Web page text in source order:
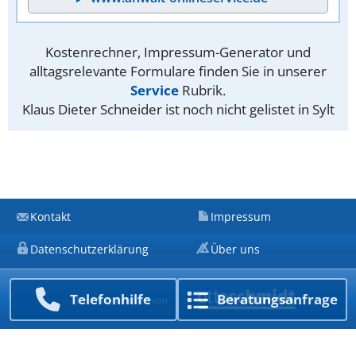
Kostenrechner, Impressum-Generator und
alltagsrelevante Formulare finden Sie in unserer
Service Rubrik.
Klaus Dieter Schneider ist noch nicht gelistet in Sylt
Telefon­hilfe Beratungs­anfrage
Kontakt Impressum
Datenschutzerklärung Über uns
Ein Unternehmen von